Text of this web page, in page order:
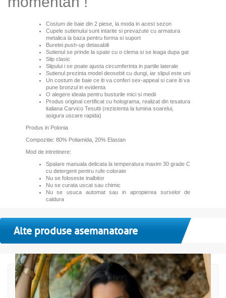
Costum de baie din 2 piese, la moda in acest sezon
Cupele sutienului sunt intarite si prevazute cu armatura
metalica la baza pentru forma si suport
Buretei push-up detasabili
Sutienul se prinde la spate cu o clema si se leaga dupa gat
Slip clasic
Slipului i se poate ajusta circumferinta in partile laterale
Sutienul prezinta model deosebit cu dungi, iar slipul este uni
Un costum de baie ce iti va conferi sex-appeal si care iti va
pune bronzul in evidenta
O alegere ideala pentru busturile mici si medii
Produs original certificat cu holograma, realizat din tesatura
italiana Carvico Tesutti (rezistenta la lumina soarelui,
asigura uscare rapida)
Produs in Polonia
Compozitie: 80% Poliamida, 20% Elastan
Mod de intretinere:
Spalare manuala delicata la temperatura maxim 30 grade C
cu detergent pentru rufe colorate
Nu se foloseste inalbitor
Nu se curata uscat sau chimic
Nu se usuca automat sau in apropierea surselor de
caldura
Alte produse asemanatoare